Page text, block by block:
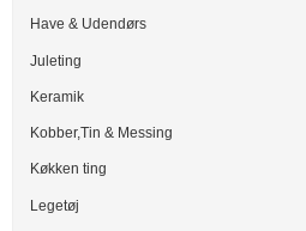
Have & Udendørs
Juleting
Keramik
Kobber,Tin & Messing
Køkken ting
Legetøj